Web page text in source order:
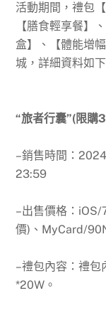
活動期間，禮包
【膳食輕享餐】
盒】、【體能增
城，詳細資料如下
“旅者行囊”(限購
–銷售時間：
23:59
–出售價格：
價)、MyCard/
–禮包內容：禮
*20W。